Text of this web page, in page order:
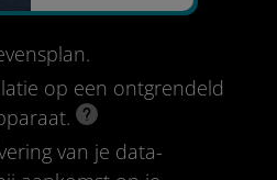
op een ontgrendeld
van je data-